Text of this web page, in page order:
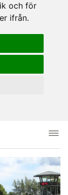
och för
ifrån.